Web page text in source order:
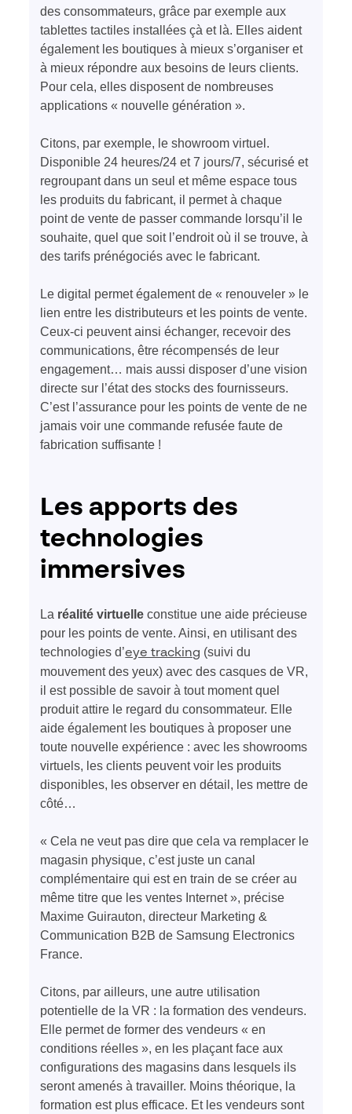
des consommateurs, grâce par exemple aux
tablettes tactiles installées çà et là. Elles aident
également les boutiques à mieux s’organiser et
à mieux répondre aux besoins de leurs clients.
Pour cela, elles disposent de nombreuses
applications « nouvelle génération ».
Citons, par exemple, le showroom virtuel.
Disponible 24 heures/24 et 7 jours/7, sécurisé et
regroupant dans un seul et même espace tous
les produits du fabricant, il permet à chaque
point de vente de passer commande lorsqu’il le
souhaite, quel que soit l’endroit où il se trouve, à
des tarifs prénégociés avec le fabricant.
Le digital permet également de « renouveler » le
lien entre les distributeurs et les points de vente.
Ceux-ci peuvent ainsi échanger, recevoir des
communications, être récompensés de leur
engagement… mais aussi disposer d’une vision
directe sur l’état des stocks des fournisseurs.
C’est l’assurance pour les points de vente de ne
jamais voir une commande refusée faute de
fabrication suffisante !
Les apports des
technologies
immersives
La réalité virtuelle constitue une aide précieuse
pour les points de vente. Ainsi, en utilisant des
technologies d’eye tracking (suivi du
mouvement des yeux) avec des casques de VR,
il est possible de savoir à tout moment quel
produit attire le regard du consommateur. Elle
aide également les boutiques à proposer une
toute nouvelle expérience : avec les showrooms
virtuels, les clients peuvent voir les produits
disponibles, les observer en détail, les mettre de
côté…
« Cela ne veut pas dire que cela va remplacer le
magasin physique, c’est juste un canal
complémentaire qui est en train de se créer au
même titre que les ventes Internet », précise
Maxime Guirauton, directeur Marketing &
Communication B2B de Samsung Electronics
France.
Citons, par ailleurs, une autre utilisation
potentielle de la VR : la formation des vendeurs.
Elle permet de former des vendeurs « en
conditions réelles », en les plaçant face aux
configurations des magasins dans lesquels ils
seront amenés à travailler. Moins théorique, la
formation est plus efficace. Et les vendeurs sont